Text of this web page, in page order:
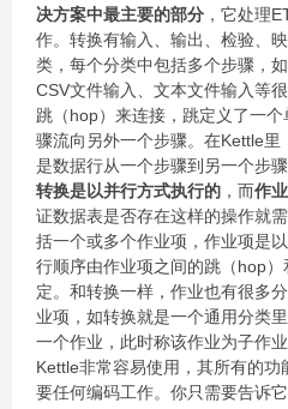
决方案中最主要的部分 ，它处理
作。转换有输入、输出、检验、
类，每个分类中包括多个步骤，
CSV文件输入、文本文件输入等
跳（hop）来连接，跳定义了一
骤流向另外一个步骤。在Kettle
是数据行从一个步骤到另一个步骤
转换是以并行方式执行的 ，而作
证数据表是否存在这样的操作就
括一个或多个作业项，作业项是
行顺序由作业项之间的跳（hop
定。和转换一样，作业也有很多
业项，如转换就是一个通用分类
一个作业，此时称该作业为子作业
Kettle非常容易使用，其所有的
要任何编码工作。你只需要告诉